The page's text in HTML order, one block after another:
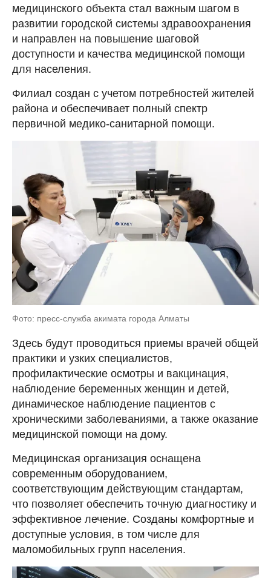
медицинского объекта стал важным шагом в
развитии городской системы здравоохранения
и направлен на повышение шаговой
доступности и качества медицинской помощи
для населения.
Филиал создан с учетом потребностей жителей
района и обеспечивает полный спектр
первичной медико-санитарной помощи.
Фото: пресс-служба акимата города Алматы
Здесь будут проводиться приемы врачей общей
практики и узких специалистов,
профилактические осмотры и вакцинация,
наблюдение беременных женщин и детей,
динамическое наблюдение пациентов с
хроническими заболеваниями, а также оказание
медицинской помощи на дому.
Медицинская организация оснащена
современным оборудованием,
соответствующим действующим стандартам,
что позволяет обеспечить точную диагностику и
эффективное лечение. Созданы комфортные и
доступные условия, в том числе для
маломобильных групп населения.